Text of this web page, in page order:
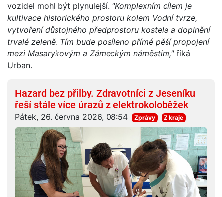
vozidel mohl být plynulejší. "Komplexním cílem je
kultivace historického prostoru kolem Vodní tvrze,
vytvoření důstojného předprostoru kostela a doplnění
trvalé zeleně. Tím bude posíleno přímé pěší propojení
mezi Masarykovým a Zámeckým náměstím,"říká
Urban.
Hazard bez přilby. Zdravotníci z Jeseníku
řeší stále více úrazů z elektrokoloběžek
Pátek, 26. června 2026, 08:54 Zprávy Z kraje